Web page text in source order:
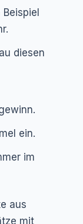
diesen
ein.
im
aus
mit